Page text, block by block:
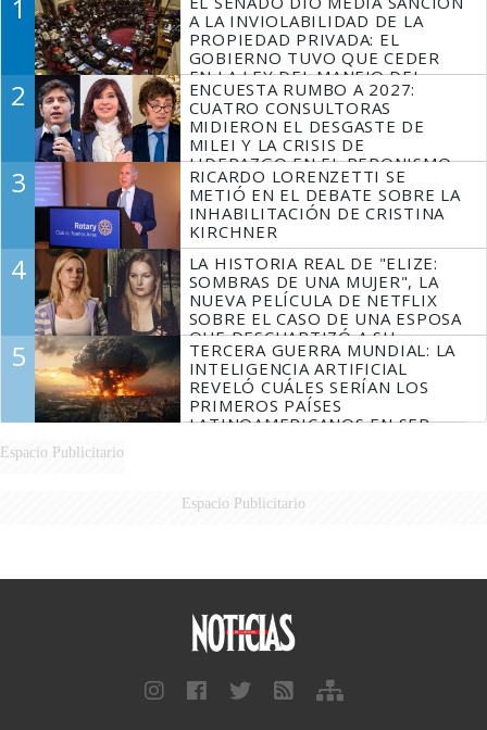
1
A LA INVIOLABILIDAD DE LA
PROPIEDAD PRIVADA: EL
GOBIERNO TUVO QUE CEDER
EN LA LEY DEL MANEJO DEL
FUEGO
2
ENCUESTA RUMBO A 2027:
CUATRO CONSULTORAS
MIDIERON EL DESGASTE DE
MILEI Y LA CRISIS DE
LIDERAZGO EN EL PERONISMO
3
RICARDO LORENZETTI SE
METIÓ EN EL DEBATE SOBRE LA
INHABILITACIÓN DE CRISTINA
KIRCHNER
4
LA HISTORIA REAL DE "ELIZE:
SOMBRAS DE UNA MUJER", LA
NUEVA PELÍCULA DE NETFLIX
SOBRE EL CASO DE UNA ESPOSA
QUE DESCUARTIZÓ A SU
MARIDO
5
TERCERA GUERRA MUNDIAL: LA
INTELIGENCIA ARTIFICIAL
REVELÓ CUÁLES SERÍAN LOS
PRIMEROS PAÍSES
LATINOAMERICANOS EN SER
Espacio Publicitario
Espacio Publicitario